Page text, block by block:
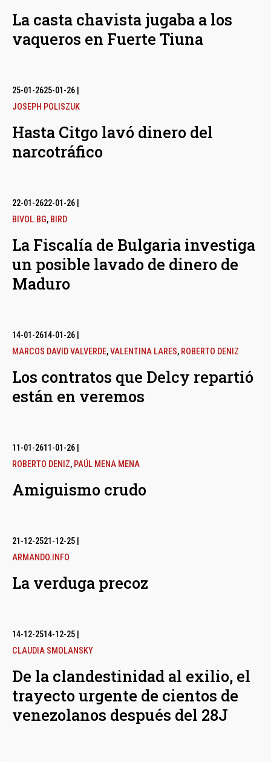
La casta chavista jugaba a los
vaqueros en Fuerte Tiuna
25-01-2625-01-26
JOSEPH POLISZUK
Hasta Citgo lavó dinero del
narcotráfico
22-01-2622-01-26
BIVOL.BG, BIRD
La Fiscalía de Bulgaria investiga
un posible lavado de dinero de
Maduro
14-01-2614-01-26
MARCOS DAVID VALVERDE,VALENTINA LARES, ROBERTO DENIZ
Los contratos que Delcy repartió
están en veremos
11-01-2611-01-26
ROBERTO DENIZ, PAÚL MENA MENA
Amiguismo crudo
21-12-2521-12-25
ARMANDO.INFO
La verduga precoz
14-12-2514-12-25
CLAUDIA SMOLANSKY
De la clandestinidad al exilio, el
trayecto urgente de cientos de
venezolanos después del 28J